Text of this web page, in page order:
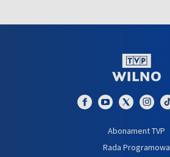
Abonament TVP
Rada Programowa